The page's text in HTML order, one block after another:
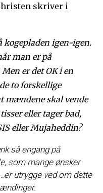
skriver i
kogepladen igen-igen.
man er på
er det OK i en
to forskellige
mændene skal vende
eller tager bad,
eller Mujaheddin?
så engang på
som mange ønsker
…er utrygge ved om dette